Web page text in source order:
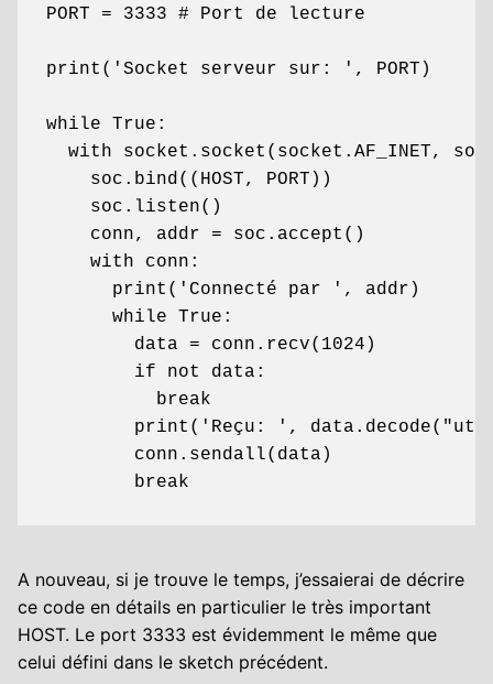
PORT = 3333 # Port de lecture
print('Socket serveur sur: ', PORT)
while True:
with socket.socket(socket.AF_INET,
    soc.bind((HOST, PORT))
    soc.listen()
    conn, addr = soc.accept()
    with conn:
      print('Connecté par ', addr)
      while True:
        data = conn.recv(1024)
        if not data:
          break
print('Reçu: ',
        conn.sendall(data)
        break
A nouveau, si je trouve le temps, j’essaierai de décrire
ce code en détails en particulier le très important
HOST. Le port 3333 est évidemment le même que
celui défini dans le sketch précédent.